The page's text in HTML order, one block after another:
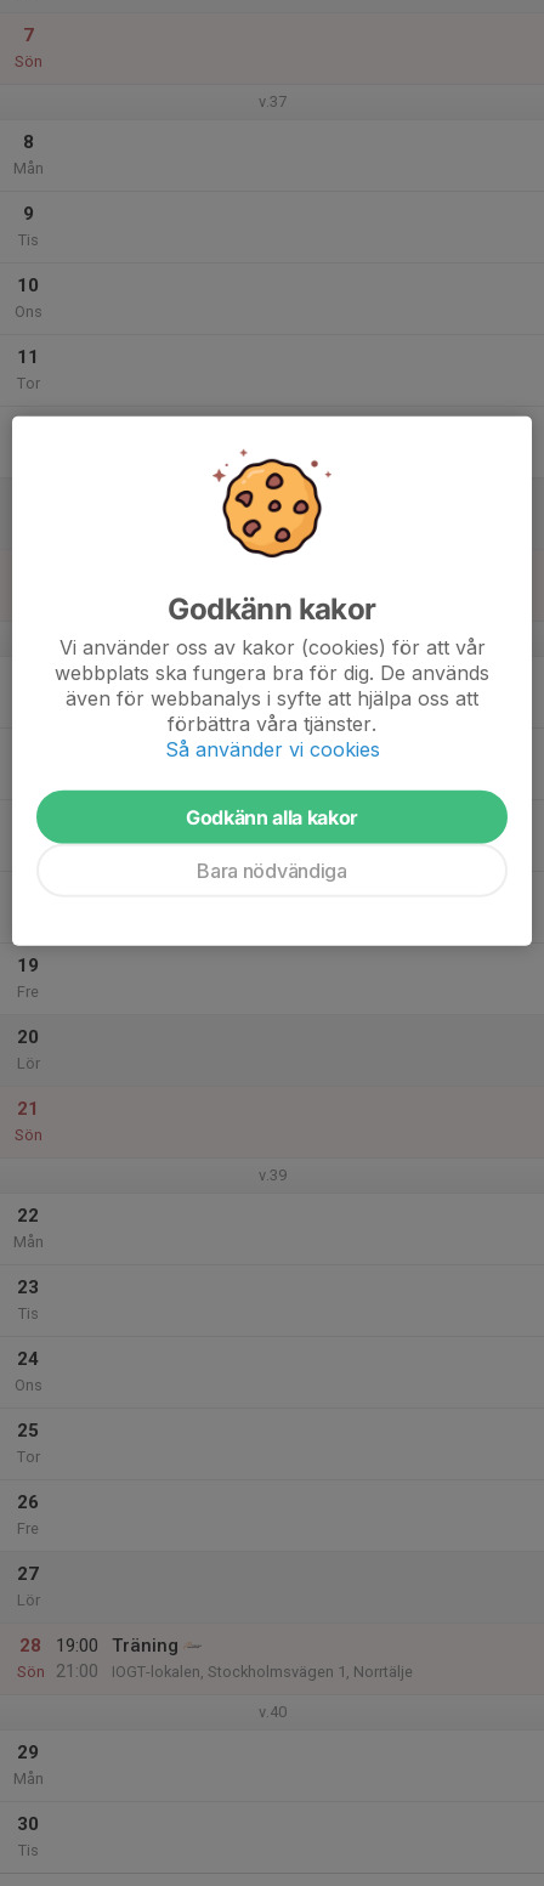
7
Sön
v.37
8
Mån
9
Tis
10
Ons
11
Tor
v.38
17
19
Fre
20
Lör
21
Sön
v.39
22
Mån
23
Tis
24
Ons
25
Tor
26
Fre
27
Lör
28
Sön
19:00
21:00
Träning
IOGT-lokalen, Stockholmsvägen 1, Norrtälje
v.40
29
Mån
30
Tis
Godkänn kakor
Vi använder oss av kakor (cookies) för att vår
webbplats ska fungera bra för dig. De används
även för webbanalys i syfte att hjälpa oss att
förbättra våra tjänster.
Så använder vi cookies
Godkänn alla kakor
Bara nödvändiga